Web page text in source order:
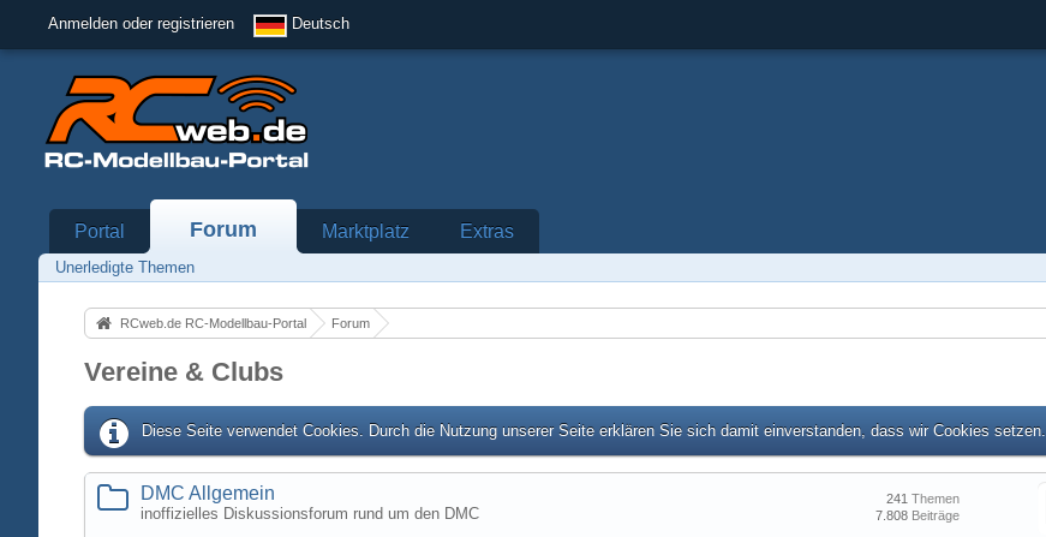
Anmelden oder registrieren Deutsch
Portal Forum Marktplatz Extras
Unerledigte Themen
RCweb.de RC-Modellbau-Portal Forum
Vereine & Clubs
Diese Seite verwendet Cookies. Durch die Nutzung unserer Seite erklären Sie sich damit einverstanden, dass wir Cookies setzen.
DMC Allgemein
inoffizielles Diskussionsforum rund um den DMC
Themen
241
Beiträge
7.808